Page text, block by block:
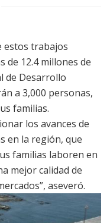
estos trabajos
de 12.4 millones de
de Desarrollo
a 3,000 personas,
familias.
los avances de
en la región, que
familias laboren en
mejor calidad de
aseveró.